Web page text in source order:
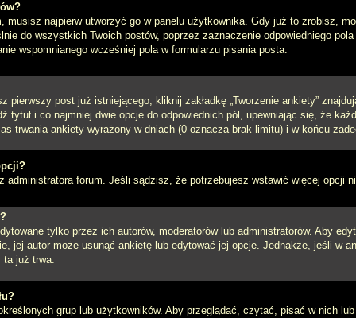
musisz najpierw utworzyć go w panelu użytkownika. Gdy już to zrobisz,
do wszystkich Twoich postów, poprzez zaznaczenie odpowiedniego
wspomnianego wcześniej pola w formularzu pisania posta.
pierwszy post już istniejącego, kliknij zakładkę „Tworzenie ankiety”
tytuł i co najmniej dwie opcje do odpowiednich pól, upewniając się, że
trwania ankiety wyrażony w dniach (0 oznacza brak limitu) i w końcu
administratora forum. Jeśli sądzisz, że potrzebujesz wstawić więcej opcji
tylko przez ich autorów, moderatorów lub administratorów. Aby
jej autor może usunąć ankietę lub edytować jej opcje. Jednakże, jeśli w
ta już trwa.
grup lub użytkowników. Aby przeglądać, czytać, pisać w nich